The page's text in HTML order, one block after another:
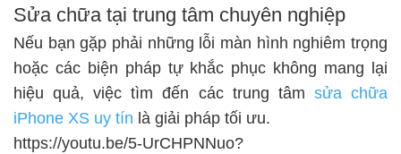
Sửa chữa tại trung tâm chuyên nghiệp
Nếu bạn gặp phải những lỗi màn hình nghiêm trọng
hoặc các biện pháp tự khắc phục không mang lại
hiệu quả, việc tìm đến các trung tâm sửa chữa
iPhone XS uy tín là giải pháp tối ưu.
https://youtu.be/5-UrCHPNNuo?